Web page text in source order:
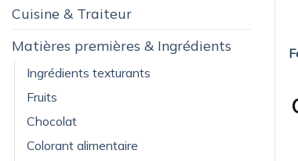
Cuisine & Traiteur
Matières premières & Ingrédients
Ingrédients texturants
Fruits
Chocolat
Colorant alimentaire